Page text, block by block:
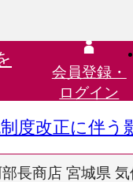
会員登録・
ログイン
度改正に伴う
長商店 宮城県